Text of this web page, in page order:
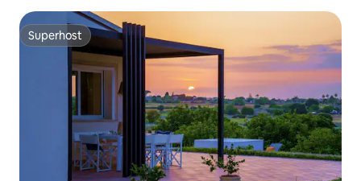
Superhost
Superhost